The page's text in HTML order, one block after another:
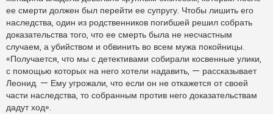
ее смерти должен был перейти ее супругу. Чтобы лишить его
наследства, один из родственников погибшей решил собрать
доказательства того, что ее смерть была не несчастным
случаем, а убийством и обвинить во всем мужа покойницы.
«Получается, что мы с детективами собирали косвенные улики,
с помощью которых на него хотели надавить, — рассказывает
Леонид. — Ему угрожали, что если он не откажется от своей
части наследства, то собранным против него доказательствам
дадут ход».